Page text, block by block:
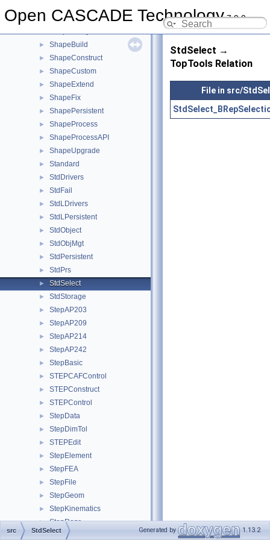
Open CASCADE Technology7.9.0
ShapeAlgo
► ShapeBuild
► ShapeConstruct
► ShapeCustom
► ShapeExtend
► ShapeFix
► ShapePersistent
► ShapeProcess
► ShapeProcessAPI
► ShapeUpgrade
► Standard
► StdDrivers
► StdFail
► StdLDrivers
► StdLPersistent
► StdObject
► StdObjMgt
► StdPersistent
► StdPrs
► StdSelect
► StdStorage
► StepAP203
► StepAP209
► StepAP214
► StepAP242
► StepBasic
► STEPCAFControl
► STEPConstruct
► STEPControl
► StepData
► StepDimTol
► STEPEdit
► StepElement
► StepFEA
► StepFile
► StepGeom
► StepKinematics
► StepRepr
► StepSelect
StdSelect →
TopTools Relation
File in src/
src StdSelect Generated by 1.13.2